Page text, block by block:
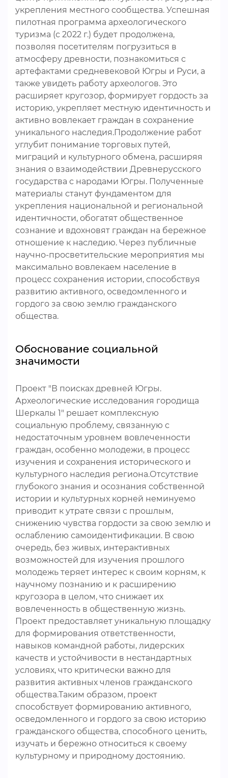
укрепления местного сообщества. Успешная
пилотная программа археологического
туризма (с 2022 г.) будет продолжена,
позволяя посетителям погрузиться в
атмосферу древности, познакомиться с
артефактами средневековой Югры и Руси, а
также увидеть работу археологов. Это
расширяет кругозор, формирует гордость за
историю, укрепляет местную идентичность и
активно вовлекает граждан в сохранение
уникального наследия.Продолжение работ
углубит понимание торговых путей,
миграций и культурного обмена, расширяя
знания о взаимодействии Древнерусского
государства с народами Югры. Полученные
материалы станут фундаментом для
укрепления национальной и региональной
идентичности, обогатят общественное
сознание и вдохновят граждан на бережное
отношение к наследию. Через публичные
научно-просветительские мероприятия мы
максимально вовлекаем население в
процесс сохранения истории, способствуя
развитию активного, осведомленного и
гордого за свою землю гражданского
общества.
Обоснование социальной
значимости
Проект "В поисках древней Югры.
Археологические исследования городища
Шеркалы 1" решает комплексную
социальную проблему, связанную с
недостаточным уровнем вовлеченности
граждан, особенно молодежи, в процесс
изучения и сохранения исторического и
культурного наследия региона.Отсутствие
глубокого знания и осознания собственной
истории и культурных корней неминуемо
приводит к утрате связи с прошлым,
снижению чувства гордости за свою землю и
ослаблению самоидентификации. В свою
очередь, без живых, интерактивных
возможностей для изучения прошлого
молодежь теряет интерес к своим корням, к
научному познанию и к расширению
кругозора в целом, что снижает их
вовлеченность в общественную жизнь.
Проект предоставляет уникальную площадку
для формирования ответственности,
навыков командной работы, лидерских
качеств и устойчивости в нестандартных
условиях, что критически важно для
развития активных членов гражданского
общества.Таким образом, проект
способствует формированию активного,
осведомленного и гордого за свою историю
гражданского общества, способного ценить,
изучать и бережно относиться к своему
культурному и природному достоянию.